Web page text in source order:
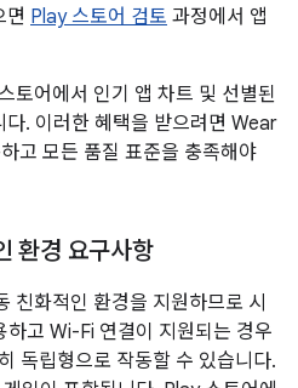
면 Play 스토어 검토 과정에서 앱
토어에서 인기 앱 차트 및 선별된
. 이러한 혜택을 받으려면 Wear
고 모든 품질 표준을 충족해야
환경 요구사항
친화적인 환경을 지원하므로 시
고 Wi-Fi 연결이 지원되는 경우
독립형으로 작동할 수 있습니다.